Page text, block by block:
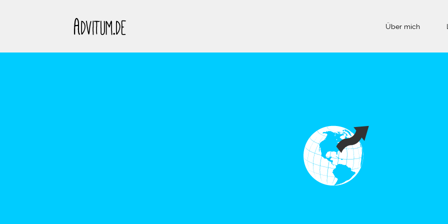
Über mich